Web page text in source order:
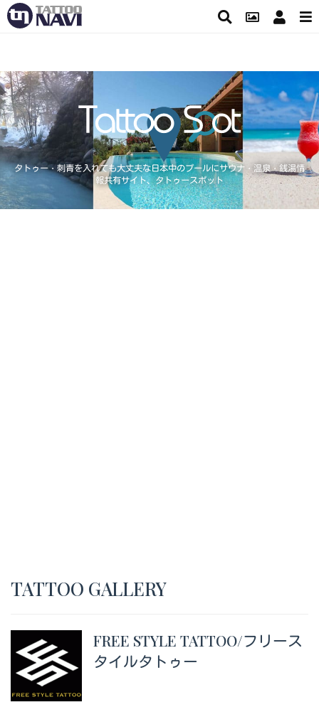
タトゥー・刺青を入れても大丈夫な日本中のプールにサウナ・温泉・銭湯情
報共有サイト、タトゥースポット
TATTOO GALLERY
FREE STYLE TATTOO/フリース
タイルタトゥー